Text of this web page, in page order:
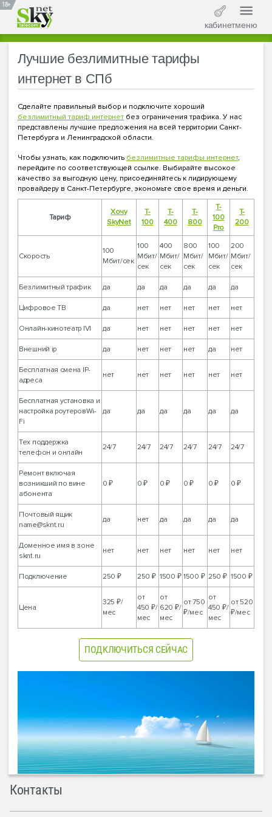
18+
кабинетменю
Лучшие безлимитные тарифы
интернет в СПб
Сделайте правильный выбор и подключите хороший
безлимитный тариф интернет без ограничения трафика. У нас
представлены лучшие предложения на всей территории Санкт-
Петербурга и Ленинградской области.
Чтобы узнать, как подключить безлимитные тарифы интернет,
перейдите по соответствующей ссылке. Выбирайте высокое
качество за выгодную цену, присоединяйтесь к лидирующему
провайдеру в Санкт-Петербурге, экономьте свое время и деньги.
Тариф
Хочу
SkyNet
T-
100
T-
400
T-
800
T-
100
Pro
T-
200
Скорость
100
Мбит/сек
100
Мбит/
сек
400
Мбит/
сек
800
Мбит/
сек
100
Мбит/
сек
200
Мбит/
сек
Безлимитный трафик да да да да да да
Цифровое ТВ да нет нет нет нет нет
Онлайн-кинотеатр IVI да нет нет нет нет нет
Внешний ip да нет нет нет да нет
Бесплатная смена IP-
адреса
нет нет нет нет нет нет
Бесплатная установка и
настройка роутеровWi-
Fi
да да да да да да
Тех поддержка
телефон и онлайн
24/7 24/7 24/7 24/7 24/7 24/7
Ремонт включая
возникший по вине
абонента
0 ₽ 0 ₽ 0 ₽ 0 ₽ 0 ₽ 0 ₽
Почтовый ящик
name@sknt.ru
да нет да да да да
Доменное имя в зоне
sknt.ru
нет нет нет нет нет нет
Подключение 250 ₽ 250 ₽ 1500 ₽ 1500 ₽ 250 ₽ 1500 ₽
Цена
325 ₽/
мес
от
450 ₽/
мес
от
620 ₽/
мес
от 750
₽/мес
от
450 ₽/
мес
от 520
₽/мес
ПОДКЛЮЧИТЬСЯ СЕЙЧАС
Контакты